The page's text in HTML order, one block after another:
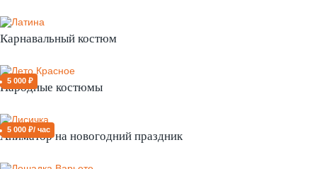
Карнавальный костюм
5 000 ₽
Народные костюмы
5 000 ₽/ час
Аниматор на новогодний праздник